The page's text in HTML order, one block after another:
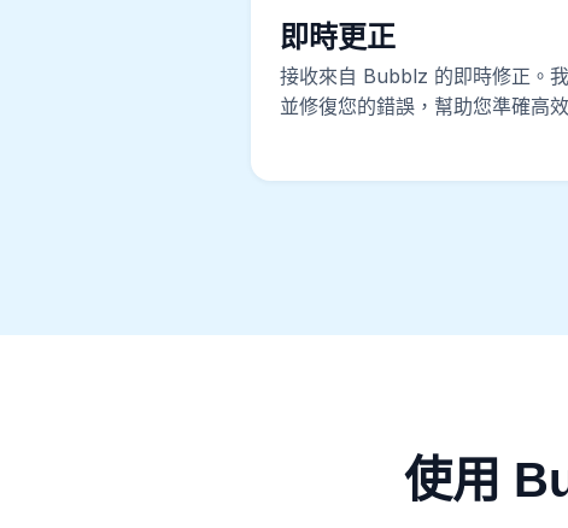
即時更正
接收來自 Bubblz 的即時修正。
並修復您的錯誤，幫助您準確高
使用